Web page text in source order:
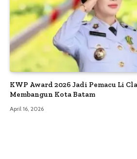
KWP Award 2026 Jadi Pemacu Li
Membangun Kota Batam
April 16, 2026